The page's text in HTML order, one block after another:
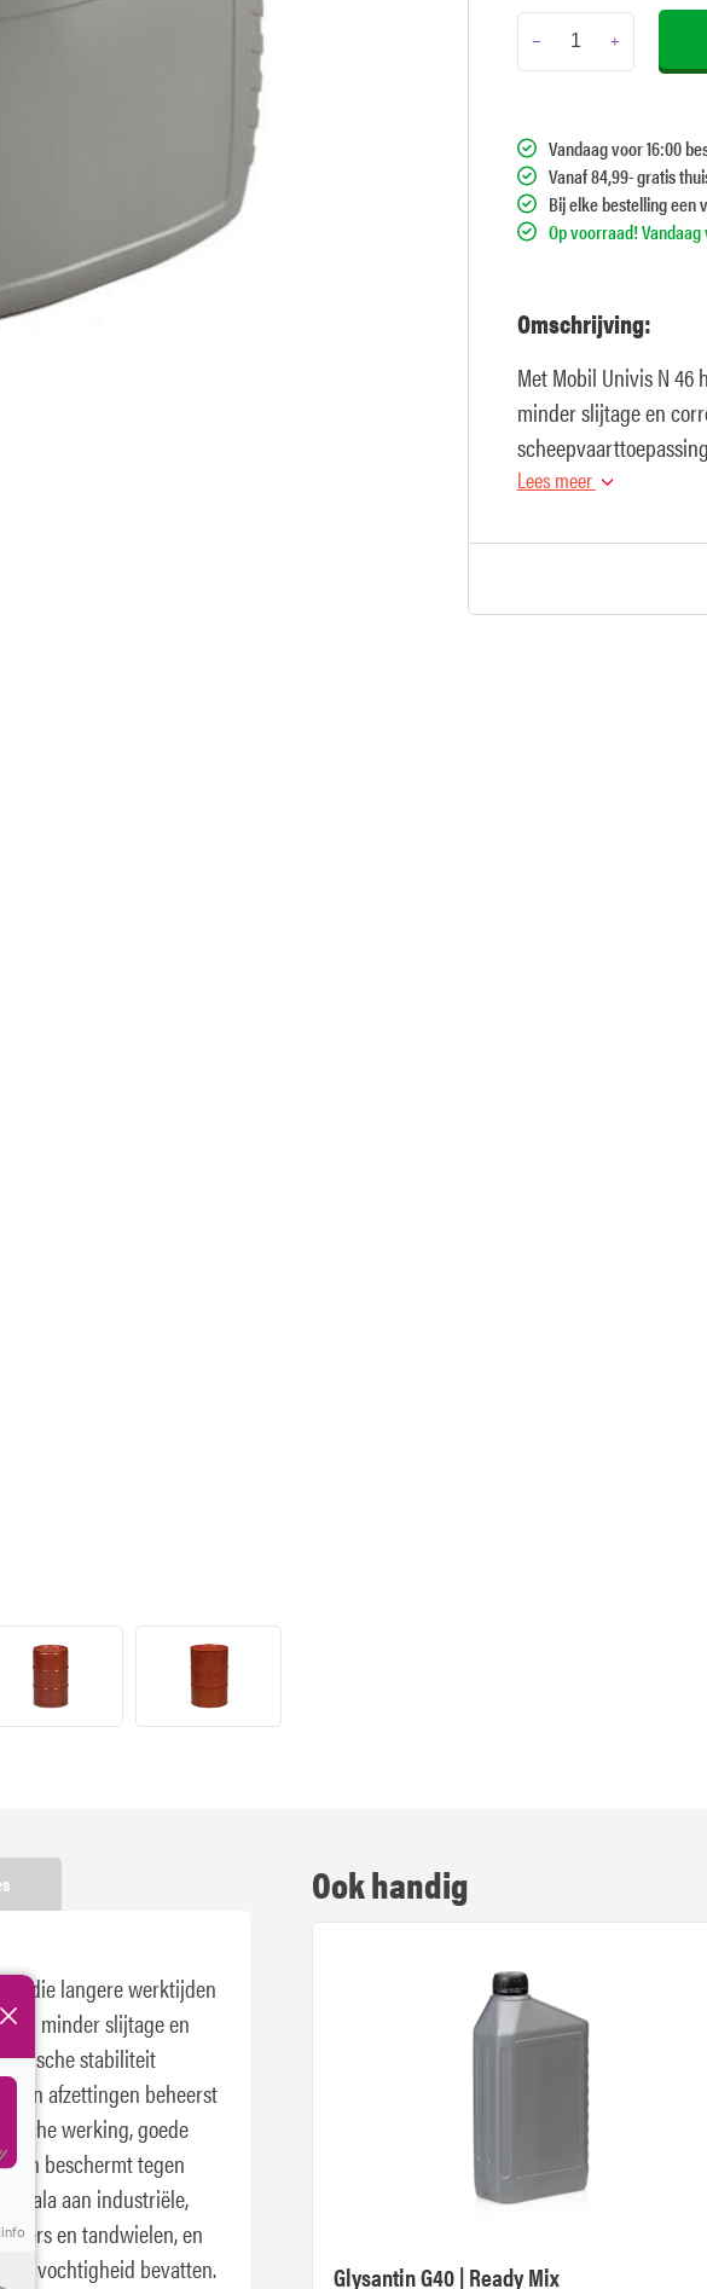
− +
Vandaag voor 16:00
Vanaf 84,99- gratis
Bij elke bestelling een
Op voorraad!
Omschrijving:
Met Mobil Univis N
minder slijtage en
Lees meer
die langere werktijden
minder slijtage en
stabiliteit
en afzettingen beheerst
werking, goede
en beschermt tegen
scala aan industriële,
en tandwielen, en
en vochtigheid bevatten.
Ook handig
Glysantin G40 | Ready Mix